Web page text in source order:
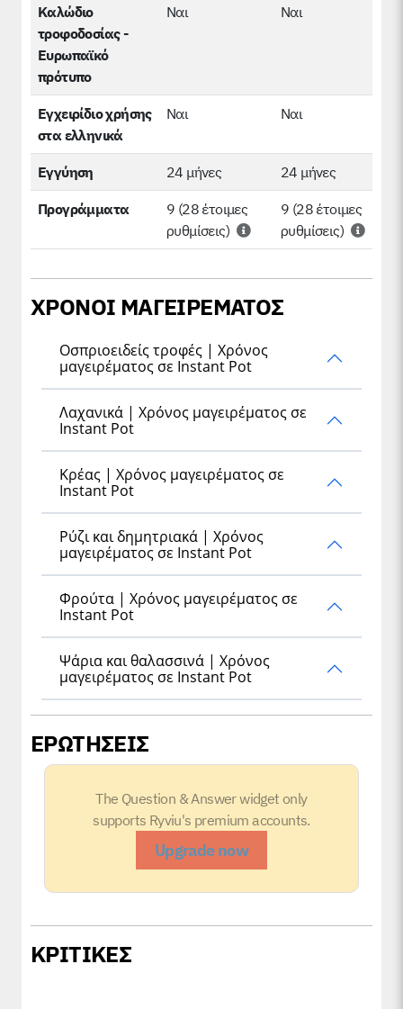
Καλώδιο
τροφοδοσίας -
Ευρωπαϊκό
πρότυπο
Ναι Ναι
Εγχειρίδιο χρήσης
στα ελληνικά
Ναι Ναι
Εγγύηση 24 μήνες 24 μήνες
Προγράμματα
9 (28 έτοιμες
ρυθμίσεις)
9 (28 έτοιμες
ρυθμίσεις)
ΧΡΟΝΟΙ ΜΑΓΕΙΡΕΜΑΤΟΣ
Οσπριοειδείς τροφές | Χρόνος
μαγειρέματος σε Instant Pot
Λαχανικά | Χρόνος μαγειρέματος σε
Instant Pot
Κρέας | Χρόνος μαγειρέματος σε
Instant Pot
Ρύζι και δημητριακά | Χρόνος
μαγειρέματος σε Instant Pot
Φρούτα | Χρόνος μαγειρέματος σε
Instant Pot
Ψάρια και θαλασσινά | Χρόνος
μαγειρέματος σε Instant Pot
ΕΡΩΤΗΣΕΙΣ
The Question & Answer widget only
supports Ryviu's premium accounts.
Upgrade now
ΚΡΙΤΙΚΕΣ